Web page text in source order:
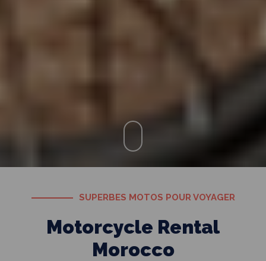
SUPERBES MOTOS POUR VOYAGER
Motorcycle Rental
Morocco